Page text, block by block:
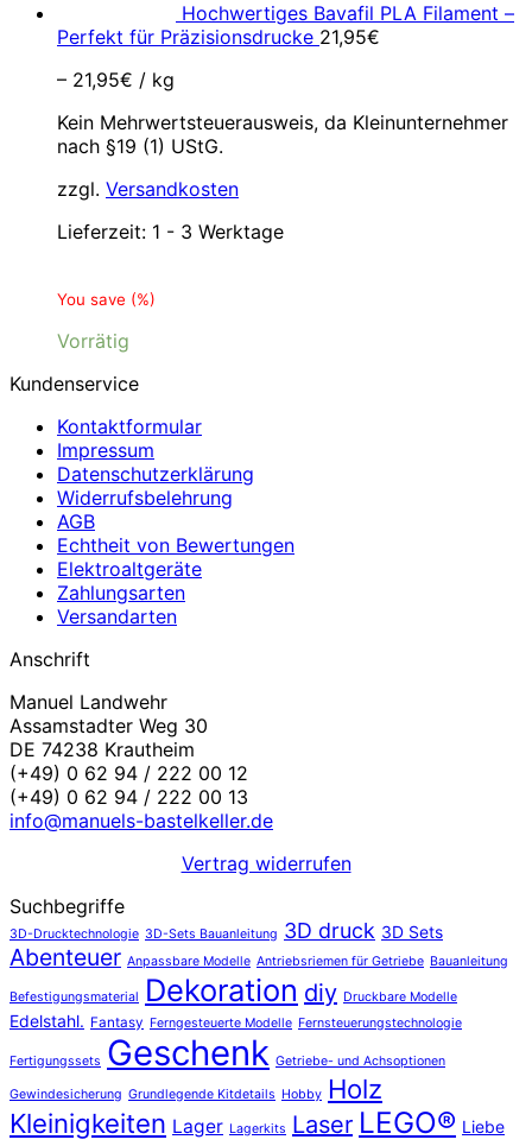
Hochwertiges Bavafil PLA Filament –
Perfekt für Präzisionsdrucke 21,95€
– 21,95€ / kg
Kein Mehrwertsteuerausweis, da Kleinunternehmer
nach §19 (1) UStG.
zzgl. Versandkosten
Lieferzeit: 1 - 3 Werktage
You save (%)
Vorrätig
Kundenservice
Kontaktformular
Impressum
Datenschutzerklärung
Widerrufsbelehrung
AGB
Echtheit von Bewertungen
Elektroaltgeräte
Zahlungsarten
Versandarten
Anschrift
Manuel Landwehr
Assamstadter Weg 30
DE 74238 Krautheim
(+49) 0 62 94 / 222 00 12
(+49) 0 62 94 / 222 00 13
info@manuels-bastelkeller.de
Vertrag widerrufen
Suchbegriffe
3D-Drucktechnologie 3D-Sets Bauanleitung 3D druck 3D Sets
Abenteuer Anpassbare Modelle Antriebsriemen für Getriebe Bauanleitung
Befestigungsmaterial Dekoration diy Druckbare Modelle
Edelstahl. Fantasy Ferngesteuerte Modelle Fernsteuerungstechnologie
Fertigungssets Geschenk Getriebe- und Achsoptionen
Gewindesicherung Grundlegende Kitdetails Hobby Holz
Kleinigkeiten Lager Lagerkits Laser LEGO® Liebe